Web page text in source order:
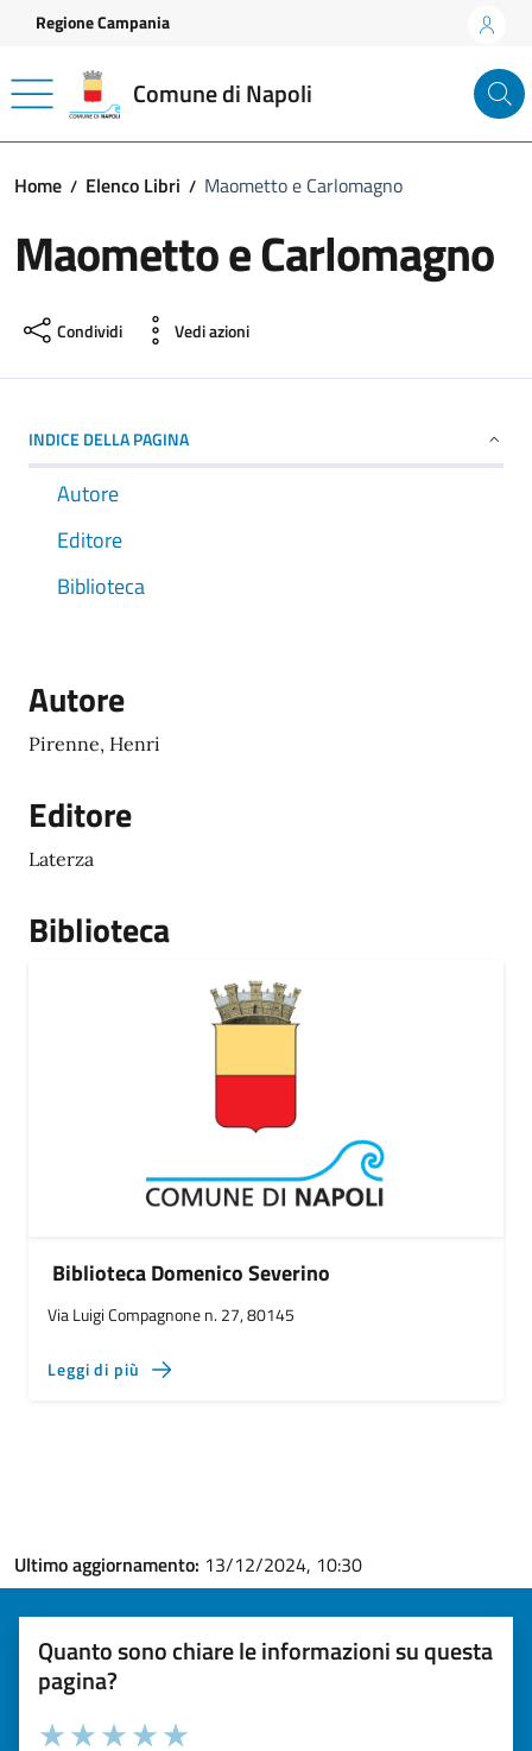
Vai ai contenuti
Vai al footer
Regione Campania
Comune di Napoli
Home Elenco Libri Maometto e Carlomagno
Maometto e Carlomagno
Condividi Vedi azioni
INDICE DELLA PAGINA
Autore
Editore
Biblioteca
Autore
Pirenne, Henri
Editore
Laterza
Biblioteca
Biblioteca Domenico Severino
Via Luigi Compagnone n. 27, 80145
Leggi di più
Ultimo aggiornamento: 13/12/2024, 10:30
Quanto sono chiare le informazioni su questa
pagina?
Valuta la chiarezza delle informazioni (da 1 a 5 stelle)
Seleziona il numero di stelle per valutare la chiarezza delle